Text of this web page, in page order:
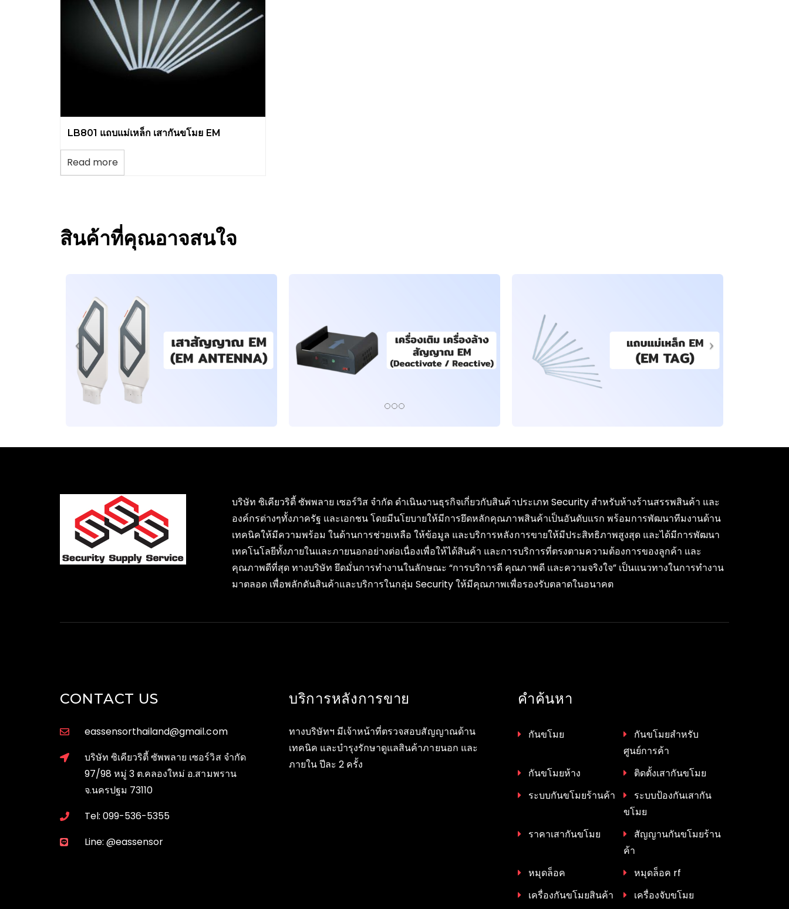
LB801 แถบแม่เหล็ก เสากันขโมย EM
Read more
สินค้าที่คุณอาจสนใจ
บริษัท ซิเคียวริตี้ ซัพพลาย เซอร์วิส จำกัด ดำเนินงานธุรกิจเกี่ยวกับสินค้าประเภท Security สำหรับห้างร้านสรรพสินค้า และ
องค์กรต่างๆทั้งภาครัฐ และเอกชน โดยมีนโยบายให้มีการยึดหลักคุณภาพสินค้าเป็นอันดับแรก พร้อมการพัฒนาทีมงานด้าน
เทคนิคให้มีความพร้อม ในด้านการช่วยเหลือ ให้ข้อมูล และบริการหลังการขายให้มีประสิทธิภาพสูงสุด และได้มีการพัฒนา
เทคโนโลยีทั้งภายในและภายนอกอย่างต่อเนื่องเพื่อให้ได้สินค้า และการบริการที่ตรงตามความต้องการของลูกค้า และ
คุณภาพดีที่สุด ทางบริษัท ยึดมั่นการทำงานในลักษณะ “การบริการดี คุณภาพดี และความจริงใจ” เป็นแนวทางในการทำงาน
มาตลอด เพื่อพลักดันสินค้าและบริการในกลุ่ม Security ให้มีคุณภาพเพื่อรองรับตลาดในอนาคต
CONTACT US
eassensorthailand@gmail.com
บริษัท ซิเคียวริตี้ ซัพพลาย เซอร์วิส จำกัด
97/98 หมู่ 3 ต.คลองใหม่ อ.สามพราน
จ.นครปฐม 73110
Tel: 099-536-5355
Line: @eassensor
บริการหลังการขาย
ทางบริษัทฯ มีเจ้าหน้าที่ตรวจสอบสัญญาณด้าน
เทคนิค และบำรุงรักษาดูแลสินค้าภายนอก และ
ภายใน ปีละ 2 ครั้ง
คำค้นหา
กันขโมย
กันขโมยสำหรับ
ศูนย์การค้า
กันขโมยห้าง
ติดตั้งเสากันขโมย
ระบบกันขโมยร้านค้า
ระบบป้องกันเสากัน
ขโมย
ราคาเสากันขโมย
สัญญานกันขโมยร้าน
ค้า
หมุดล็อค
หมุดล็อค rf
เครื่องกันขโมยสินค้า
เครื่องจับขโมย